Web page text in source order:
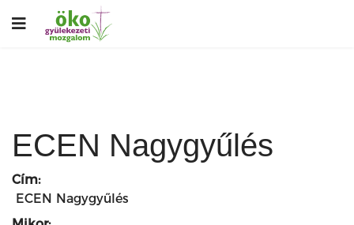
ECEN Nagygyűlés
Cím:
ECEN Nagygyűlés